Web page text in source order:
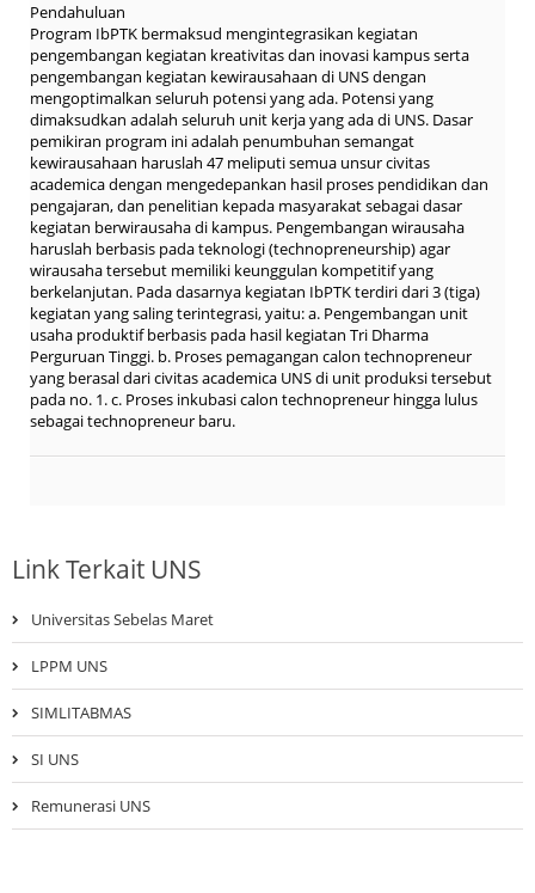
Pendahuluan
Program IbPTK bermaksud mengintegrasikan kegiatan
pengembangan kegiatan kreativitas dan inovasi kampus serta
pengembangan kegiatan kewirausahaan di UNS dengan
mengoptimalkan seluruh potensi yang ada. Potensi yang
dimaksudkan adalah seluruh unit kerja yang ada di UNS. Dasar
pemikiran program ini adalah penumbuhan semangat
kewirausahaan haruslah 47 meliputi semua unsur civitas
academica dengan mengedepankan hasil proses pendidikan dan
pengajaran, dan penelitian kepada masyarakat sebagai dasar
kegiatan berwirausaha di kampus. Pengembangan wirausaha
haruslah berbasis pada teknologi (technopreneurship) agar
wirausaha tersebut memiliki keunggulan kompetitif yang
berkelanjutan. Pada dasarnya kegiatan IbPTK terdiri dari 3 (tiga)
kegiatan yang saling terintegrasi, yaitu: a. Pengembangan unit
usaha produktif berbasis pada hasil kegiatan Tri Dharma
Perguruan Tinggi. b. Proses pemagangan calon technopreneur
yang berasal dari civitas academica UNS di unit produksi tersebut
pada no. 1. c. Proses inkubasi calon technopreneur hingga lulus
sebagai technopreneur baru.
Link Terkait UNS
Universitas Sebelas Maret
LPPM UNS
SIMLITABMAS
SI UNS
Remunerasi UNS